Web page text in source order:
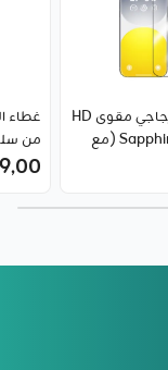
حامي شاشة زجاجي مقوى HD
من سلسلة Sapphire (مع
غطاء